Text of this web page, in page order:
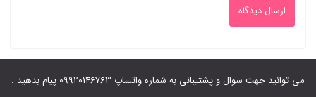
می توانید جهت سوال و پشتیبانی به شماره واتساپ 09920146763 پیام بدهید .